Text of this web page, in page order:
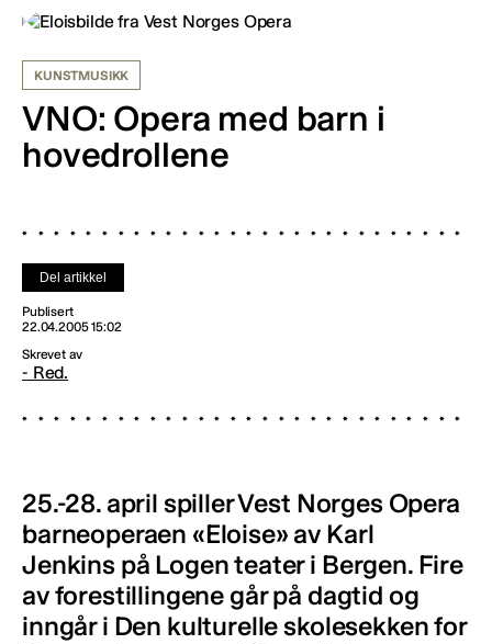
KUNSTMUSIKK
VNO: Opera med barn i
hovedrollene
Del artikkel
Publisert
22.04.2005 15:02
Skrevet av
- Red.
25.-28. april spiller Vest Norges Opera
barneoperaen «Eloise» av Karl
Jenkins på Logen teater i Bergen. Fire
av forestillingene går på dagtid og
inngår i Den kulturelle skolesekken for